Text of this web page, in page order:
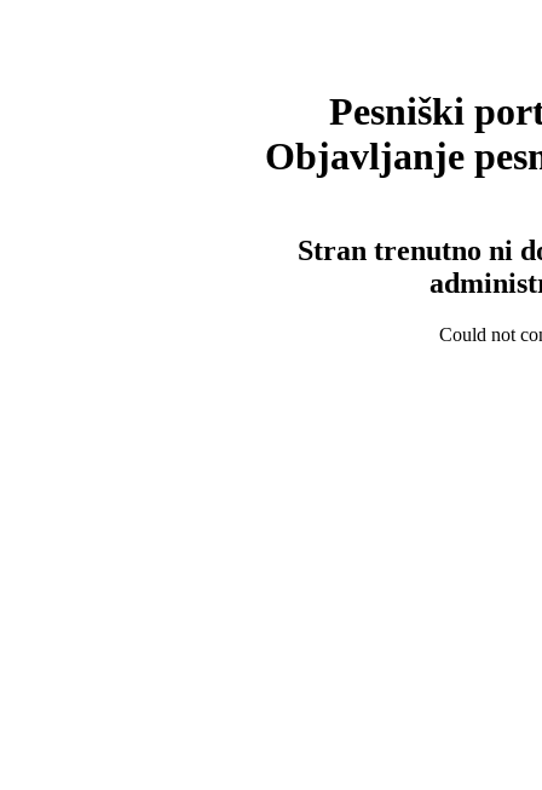
Pesniški
Objavljanje
Stran trenutno ni
Could not